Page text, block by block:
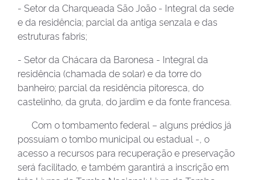
- Setor da Charqueada São João - Integral da sede
e da residência; parcial da antiga senzala e das
estruturas fabris;
- Setor da Chácara da Baronesa - Integral da
residência (chamada de solar) e da torre do
banheiro; parcial da residência pitoresca, do
castelinho, da gruta, do jardim e da fonte francesa.
Com o tombamento federal – alguns prédios já
possuíam o tombo municipal ou estadual -, o
acesso a recursos para recuperação e preservação
será facilitado, e também garantirá a inscrição em